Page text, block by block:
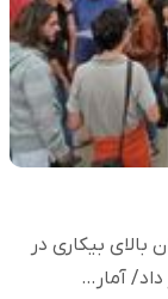
بالای بیکاری در
آمار…